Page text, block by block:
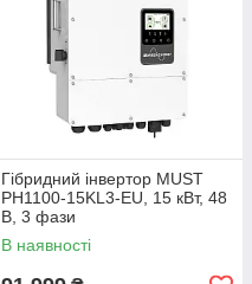
Гібридний інвертор MUST
PH1100-15KL3-EU, 15 кВт, 48
В, 3 фази
В наявності